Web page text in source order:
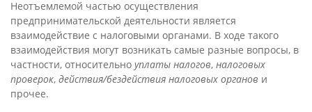
Неотъемлемой частью осуществления
предпринимательской деятельности является
взаимодействие с налоговыми органами. В ходе такого
взаимодействия могут возникать самые разные вопросы, в
частности, относительно уплаты налогов, налоговых
проверок, действия/бездействия налоговых органов и
прочее.